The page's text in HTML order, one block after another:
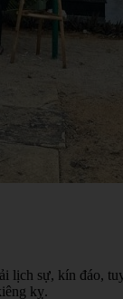
sự, kín đáo,
kỵ.